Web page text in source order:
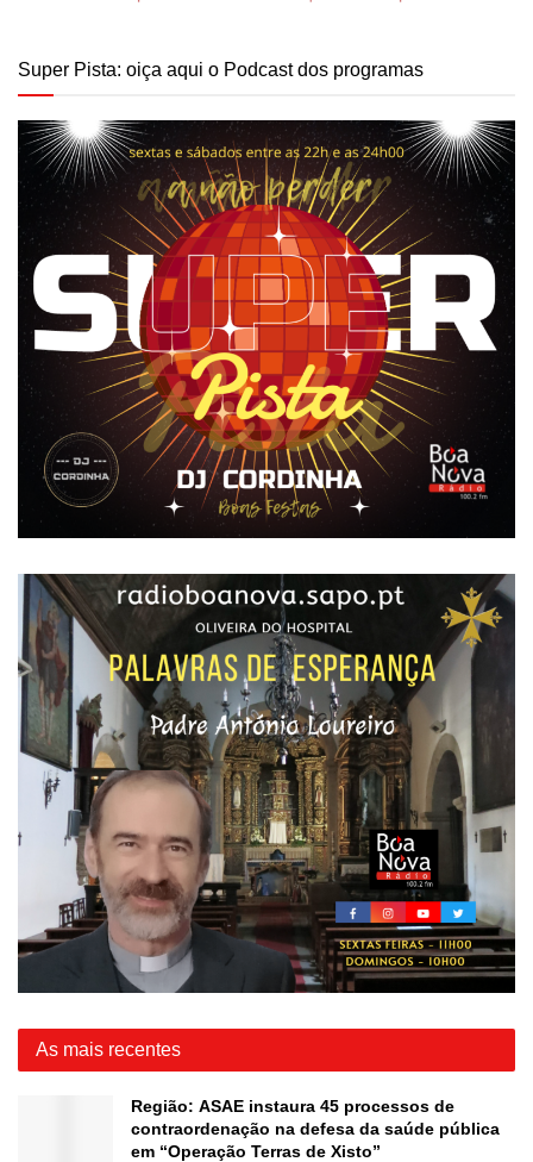
Super Pista: oiça aqui o Podcast dos programas
As mais recentes
Região: ASAE instaura 45 processos de
contraordenação na defesa da saúde pública
em “Operação Terras de Xisto”